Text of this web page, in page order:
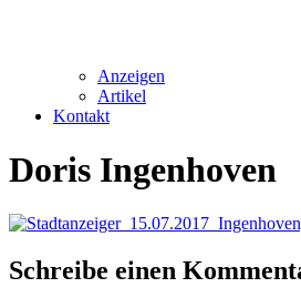
Anzeigen
Artikel
Kontakt
Doris Ingenhoven
Schreibe einen